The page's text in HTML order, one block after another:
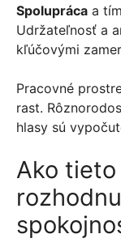
Spolupráca a
Udržateľnosť a
kľúčovými
Pracovné
rast.
hlasy sú
Ako